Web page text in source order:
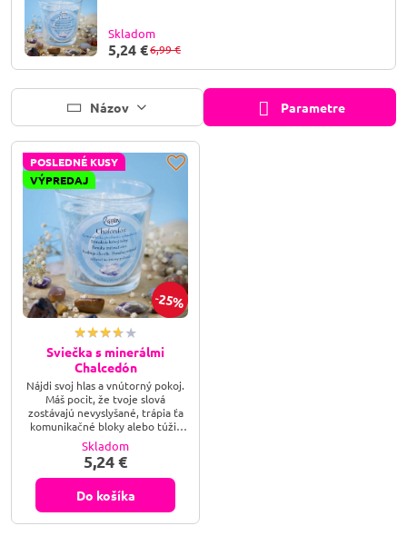
Skladom
5,24 €6,99 €
Názov Parametre
25%
POSLEDNÉ KUSY
VÝPREDAJ
Sviečka s minerálmi
Chalcedón
Nájdi svoj hlas a vnútorný pokoj.
Máš pocit, že tvoje slová
zostávajú nevyslyšané, trápia ťa
komunikačné bloky alebo túžiš
po vnútornom pokoji, ktorý
rozptýli tvoje obavy a nepokoj?
Prebuď v sebe silu modrého lúča
so sviečkou s minerálom
Chalcedón a dovoľ jeho láskavej
energii, aby zjemnila tvoju myseľ
a otvorila bránu k úprimnému a
Skladom
5,24 €
Do košíka